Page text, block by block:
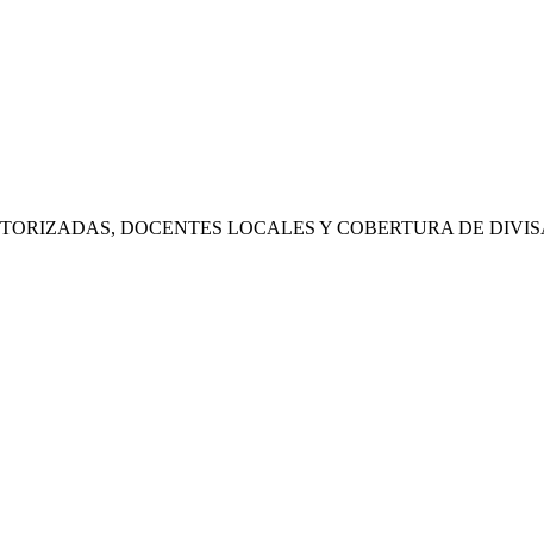
DOCENTES LOCALES Y COBERTURA DE